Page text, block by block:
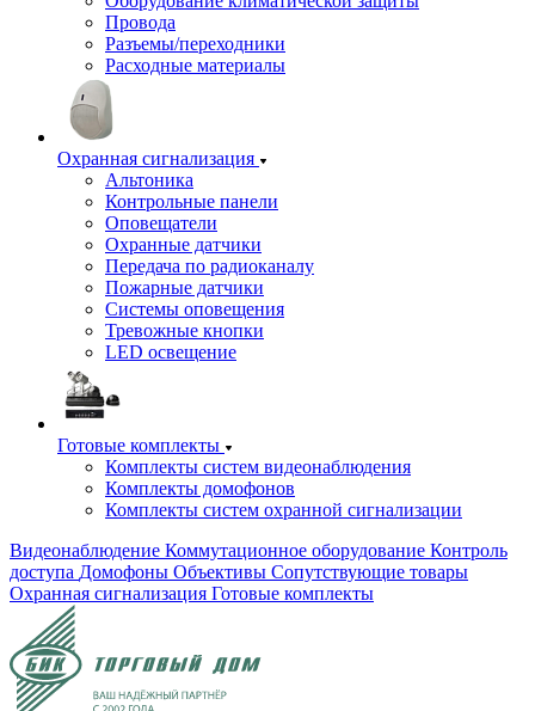
Провода
Разъемы/переходники
Расходные материалы
Охранная сигнализация
Альтоника
Контрольные панели
Оповещатели
Охранные датчики
Передача по радиоканалу
Пожарные датчики
Системы оповещения
Тревожные кнопки
LED освещение
Готовые комплекты
Комплекты систем видеонаблюдения
Комплекты домофонов
Комплекты систем охранной сигнализации
Видеонаблюдение Коммутационное оборудование Контроль
доступа Домофоны Объективы Сопутствующие товары
Охранная сигнализация Готовые комплекты